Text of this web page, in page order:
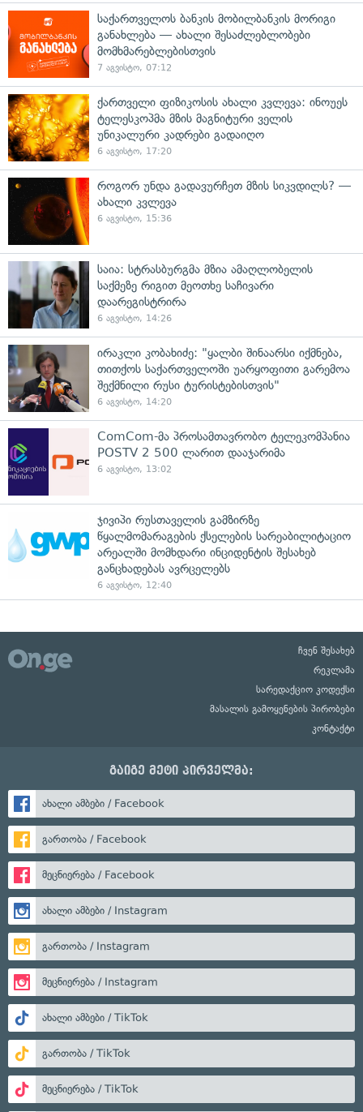
საქართველოს ბანკის მობილბანკის მორიგი
განახლება — ახალი შესაძლებლობები
მომხმარებლებისთვის
7 აგვისტო, 07:12
ქართველი ფიზიკოსის ახალი კვლევა: ინოუეს
ტელესკოპმა მზის მაგნიტური ველის
უნიკალური კადრები გადაიღო
6 აგვისტო, 17:20
როგორ უნდა გადავურჩეთ მზის სიკვდილს? —
ახალი კვლევა
6 აგვისტო, 15:36
საია: სტრასბურგმა მზია ამაღლობელის
საქმეზე რიგით მეოთხე საჩივარი
დაარეგისტრირა
6 აგვისტო, 14:26
ირაკლი კობახიძე: "ყალბი შინაარსი იქმნება,
თითქოს საქართველოში უარყოფითი გარემოა
შექმნილი რუსი ტურისტებისთვის"
6 აგვისტო, 14:20
ComCom-მა პროსამთავრობო ტელეკომპანია
POSTV 2 500 ლარით დააჯარიმა
6 აგვისტო, 13:02
ჯივიპი რუსთაველის გამზირზე
წყალმომარაგების ქსელების სარეაბილიტაციო
არეალში მომხდარი ინციდენტის შესახებ
განცხადებას ავრცელებს
6 აგვისტო, 12:40
ჩვენ შესახებ
რეკლამა
სარედაქციო კოდექსი
მასალის გამოყენების პირობები
კონტაქტი
გაიგე მეტი პირველმა:
ახალი ამბები / Facebook
გართობა / Facebook
მეცნიერება / Facebook
ახალი ამბები / Instagram
გართობა / Instagram
მეცნიერება / Instagram
ახალი ამბები / TikTok
გართობა / TikTok
მეცნიერება / TikTok